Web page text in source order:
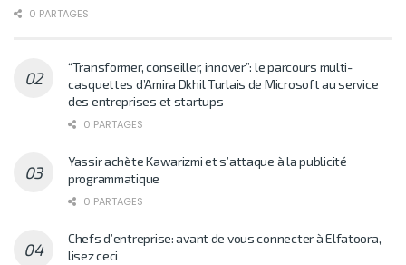
0 PARTAGES
“Transformer, conseiller, innover”: le parcours multi-
casquettes d’Amira Dkhil Turlais de Microsoft au service
des entreprises et startups
0 PARTAGES
Yassir achète Kawarizmi et s’attaque à la publicité
programmatique
0 PARTAGES
Chefs d’entreprise: avant de vous connecter à Elfatoora,
lisez ceci